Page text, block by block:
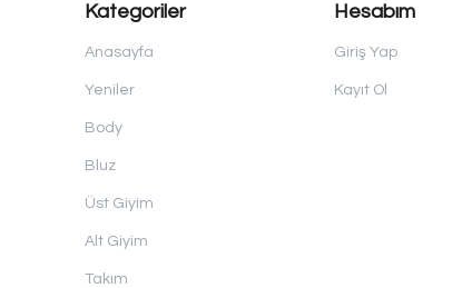
Kategoriler
Anasayfa
Yeniler
Body
Bluz
Üst Giyim
Alt Giyim
Takım
Hesabım
Giriş Yap
Kayıt Ol